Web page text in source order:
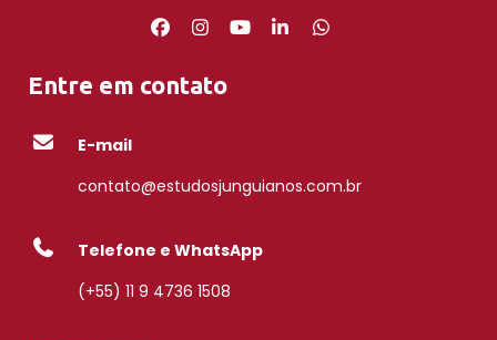
Entre em contato
E-mail
contato@estudosjunguianos.com.br
Telefone e WhatsApp
(+55) 11 9 4736 1508